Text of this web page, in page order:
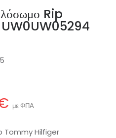
Rip
με ΦΠΑ
Tommy Hilfiger